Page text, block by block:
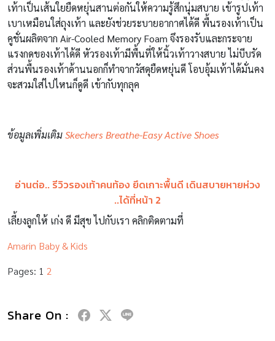
เท้าเป็นเส้นใยยืดหยุ่นสานต่อกันให้ความรู้สึกนุ่มสบาย เข้ารูปเท้า
เบาเหมือนใส่ถุงเท้า และยังช่วยระบายอากาศได้ดี พื้นรองเท้าเป็น
คูชั่นผลิตจาก Air-Cooled Memory Foam จึงรองรับและกระจาย
แรงกดของเท้าได้ดี หัวรองเท้ามีพื้นที่ให้นิ้วเท้าวางสบาย ไม่บีบรัด
ส่วนพื้นรองเท้าด้านนอกก็ทำจากวัสดุยืดหยุ่นดี โอบอุ้มเท้าได้มั่นคง
จะสวมใส่ไปไหนก็ดูดี เข้ากับทุกลุค
ข้อมูลเพิ่มเติมSkechers Breathe-Easy Active Shoes
อ่านต่อ.. รีวิวรองเท้าคนท้อง ยึดเกาะพื้นดี เดินสบายหายห่วง
..ได้ที่หน้า 2
เลี้ยงลูกให้ เก่ง ดี มีสุข ไปกับเรา คลิกติดตามที่
Amarin Baby & Kids
Pages: 1 2
Share On :